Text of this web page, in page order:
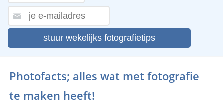
stuur wekelijks fotografietips
Photofacts; alles wat met fotografie
te maken heeft!